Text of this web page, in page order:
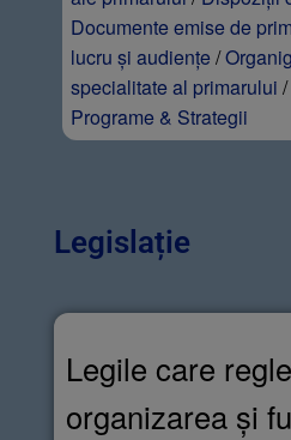
Documente emise de
lucru și audiențe /
specialitate al primarului /
Programe & Strategii
Legislație
Legile care
organizarea și